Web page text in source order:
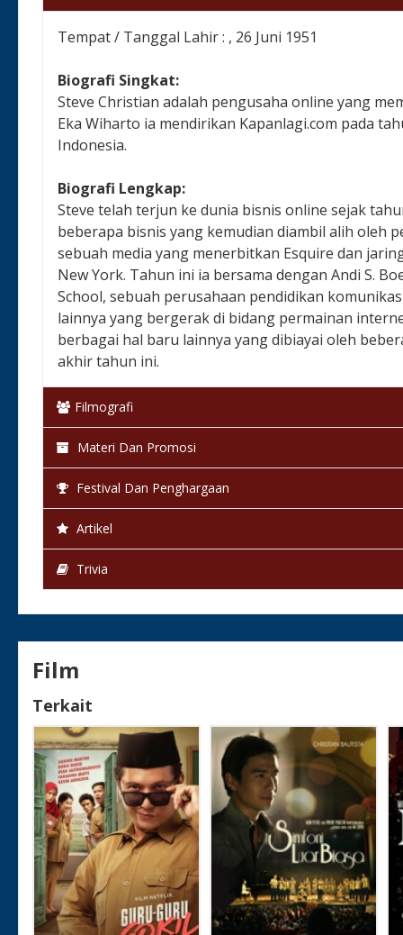
Tempat / Tanggal Lahir : , 26 Juni 1951
Biografi Singkat:
Steve Christian adalah pengusaha online yang
Eka Wiharto ia mendirikan Kapanlagi.com pada
Indonesia.
Biografi Lengkap:
Steve telah terjun ke dunia bisnis online sejak
beberapa bisnis yang kemudian diambil alih oleh
sebuah media yang menerbitkan Esquire dan
New York. Tahun ini ia bersama dengan Andi S.
School, sebuah perusahaan pendidikan
lainnya yang bergerak di bidang permainan
berbagai hal baru lainnya yang dibiayai oleh
akhir tahun ini.
Filmografi
Materi Dan Promosi
Festival Dan Penghargaan
Artikel
Trivia
Film
Terkait